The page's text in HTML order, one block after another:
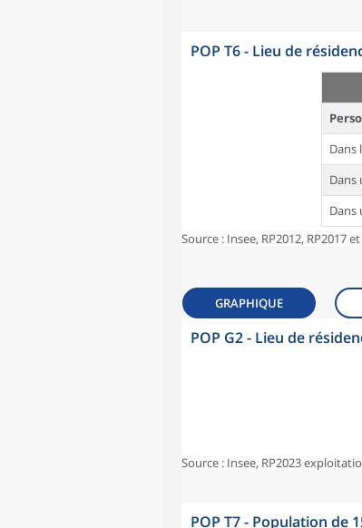
POP T6 - Lieu de
Dans
Dans
Dans
Source : Insee, RP2012, RP2017
GRAPHIQUE
POP G2 - Lieu de
Source : Insee, RP2023
POP T7 - Population de